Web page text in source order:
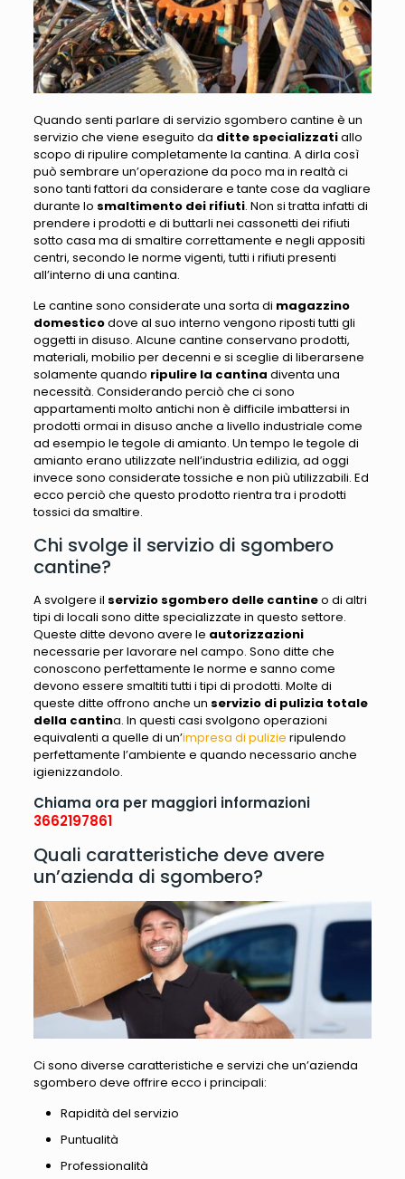
Quando senti parlare di servizio sgombero cantine è un
servizio che viene eseguito da ditte specializzatiallo
scopo di ripulire completamente la cantina. A dirla così
può sembrare un’operazione da poco ma in realtà ci
sono tanti fattori da considerare e tante cose da vagliare
durante lo smaltimento dei rifiuti. Non si tratta infatti di
prendere i prodotti e di buttarli nei cassonetti dei rifiuti
sotto casa ma di smaltire correttamente e negli appositi
centri, secondo le norme vigenti, tutti i rifiuti presenti
all’interno di una cantina.
Le cantine sono considerate una sorta di magazzino
domesticodove al suo interno vengono riposti tutti gli
oggetti in disuso. Alcune cantine conservano prodotti,
materiali, mobilio per decenni e si sceglie di liberarsene
solamente quando ripulire la cantina diventa una
necessità. Considerando perciò che ci sono
appartamenti molto antichi non è difficile imbattersi in
prodotti ormai in disuso anche a livello industriale come
ad esempio le tegole di amianto. Un tempo le tegole di
amianto erano utilizzate nell’industria edilizia, ad oggi
invece sono considerate tossiche e non più utilizzabili. Ed
ecco perciò che questo prodotto rientra tra i prodotti
tossici da smaltire.
Chi svolge il servizio di sgombero
cantine?
A svolgere il servizio sgombero delle cantineo di altri
tipi di locali sono ditte specializzate in questo settore.
Queste ditte devono avere le autorizzazioni
necessarie per lavorare nel campo. Sono ditte che
conoscono perfettamente le norme e sanno come
devono essere smaltiti tutti i tipi di prodotti. Molte di
queste ditte offrono anche un servizio di pulizia totale
della cantina. In questi casi svolgono operazioni
equivalenti a quelle di un’impresa di pulizie ripulendo
perfettamente l’ambiente e quando necessario anche
igienizzandolo.
Chiama ora per maggiori informazioni
3662197861
Quali caratteristiche deve avere
un’azienda di sgombero?
Ci sono diverse caratteristiche e servizi che un’azienda
sgombero deve offrire ecco i principali:
Rapidità del servizio
Puntualità
Professionalità